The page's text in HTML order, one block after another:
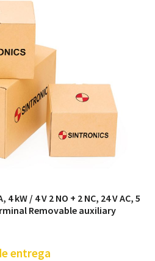
nivel técnico o sustitución
por módulos del propio
kW / 4 V 2 NO + 2 NC, 24 V AC, 5
Removable auxiliary
entrega